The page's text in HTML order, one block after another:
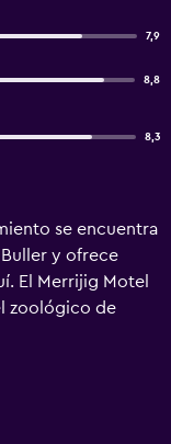
7,9
8,8
8,3
se encuentra
y ofrece
El Merrijig Motel
zoológico de
La cervecería
habitaciones